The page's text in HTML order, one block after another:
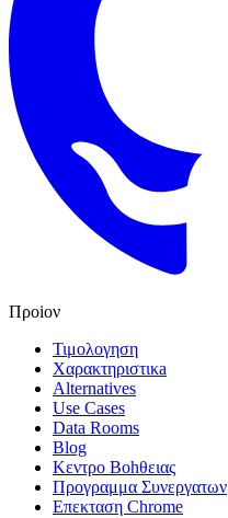
Προiον
Τιμολογηση
Χαρακτηριστικa
Alternatives
Use Cases
Data Rooms
Blog
Κεντρο Βοhθειας
Προγραμμα Συνεργατων
Επεκταση Chrome